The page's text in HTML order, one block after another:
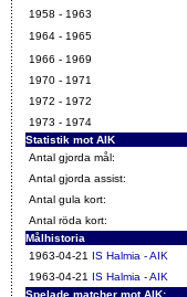
1958 - 1963
1964 - 1965
1966 - 1969
1970 - 1971
1972 - 1972
1973 - 1974
Statistik mot AIK
Antal gjorda mål:
Antal gjorda assist:
Antal gula kort:
Antal röda kort:
Målhistoria
1963-04-21 IS Halmia - AIK
1963-04-21 IS Halmia - AIK
Spelade matcher mot AIK: